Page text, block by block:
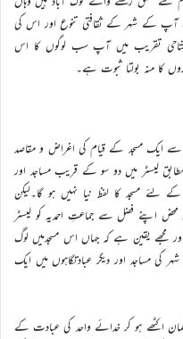
آپ کے شہر کے ثقافتی تنوع اور اس کی
افتتاحی تقریب میں آپ سب لوگوں کا اس
کا منہ بولتا ثبوت ہے۔
سے ایک مسجد کے قیام کی اغراض و مقاصد
لیسٹر میں دو سو کے قریب مساجد اور
لئے مسجد کا لفظ نیا نہیں ہو گا۔لیکن
اپنے فضل سے جماعتِ احمدیہ کو لیسٹر
مجھے یقین ہے کہ جہاں اس مسجدمیں لوگ
کی مساجد اور دیگر عبادتگاہوں میں ایک
اکٹھے ہو کر خدائے واحد کی عبادت کے